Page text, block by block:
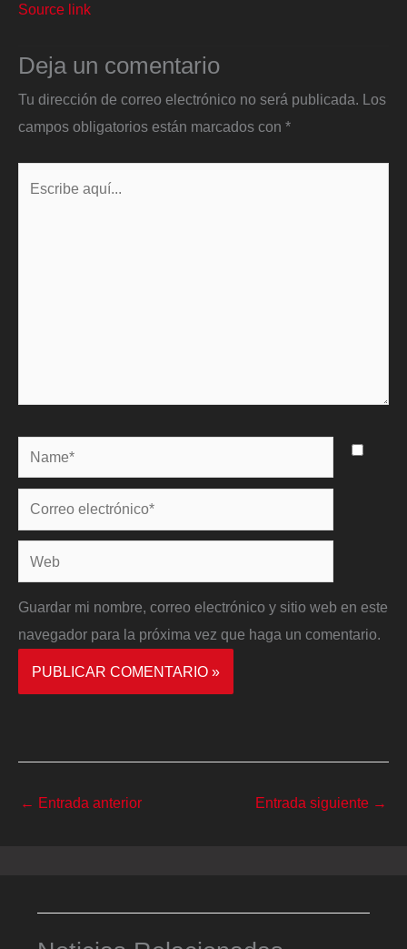
Source link
Deja un comentario
Tu dirección de correo electrónico no será publicada. Los
campos obligatorios están marcados con *
Name*
Correo
electrónico*
Web
Guardar mi nombre, correo electrónico y sitio web en este
navegador para la próxima vez que haga un comentario.
← Entrada anterior Entrada siguiente →